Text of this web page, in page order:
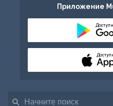
Приложение